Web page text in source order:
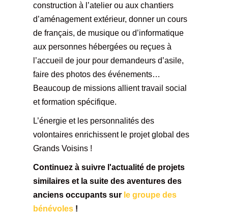
construction à l’atelier ou aux chantiers
d’aménagement extérieur, donner un cours
de français, de musique ou d’informatique
aux personnes hébergées ou reçues à
l’accueil de jour pour demandeurs d’asile,
faire des photos des événements…
Beaucoup de missions allient travail social
et formation spécifique.
L’énergie et les personnalités des
volontaires enrichissent le projet global des
Grands Voisins !
Continuez à suivre l'actualité de projets
similaires et la suite des aventures des
anciens occupants sur le groupe des
bénévoles !